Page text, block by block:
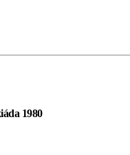
1980